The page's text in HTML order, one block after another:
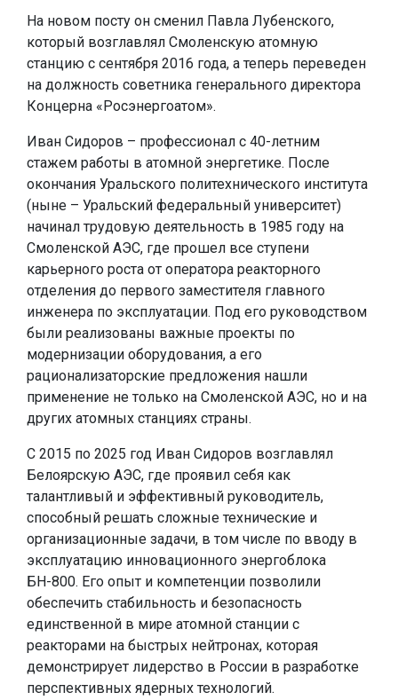
На новом посту он сменил Павла Лубенского,
который возглавлял Смоленскую атомную
станцию с сентября 2016 года, а теперь переведен
на должность советника генерального директора
Концерна «Росэнергоатом».
Иван Сидоров – профессионал с 40-летним
стажем работы в атомной энергетике. После
окончания Уральского политехнического института
(ныне – Уральский федеральный университет)
начинал трудовую деятельность в 1985 году на
Смоленской АЭС, где прошел все ступени
карьерного роста от оператора реакторного
отделения до первого заместителя главного
инженера по эксплуатации. Под его руководством
были реализованы важные проекты по
модернизации оборудования, а его
рационализаторские предложения нашли
применение не только на Смоленской АЭС, но и на
других атомных станциях страны.
С 2015 по 2025 год Иван Сидоров возглавлял
Белоярскую АЭС, где проявил себя как
талантливый и эффективный руководитель,
способный решать сложные технические и
организационные задачи, в том числе по вводу в
эксплуатацию инновационного энергоблока
БН-800. Его опыт и компетенции позволили
обеспечить стабильность и безопасность
единственной в мире атомной станции с
реакторами на быстрых нейтронах, которая
демонстрирует лидерство в России в разработке
перспективных ядерных технологий.